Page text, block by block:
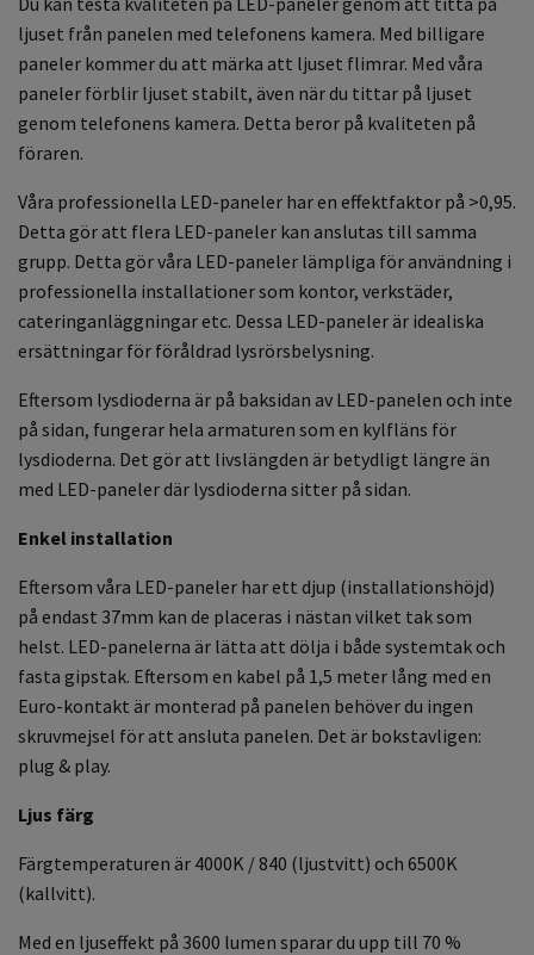
ljuset från panelen med telefonens kamera. Med billigare
paneler kommer du att märka att ljuset flimrar. Med våra
paneler förblir ljuset stabilt, även när du tittar på ljuset
genom telefonens kamera. Detta beror på kvaliteten på
föraren.
Våra professionella LED-paneler har en effektfaktor på >0,95.
Detta gör att flera LED-paneler kan anslutas till samma
grupp. Detta gör våra LED-paneler lämpliga för användning i
professionella installationer som kontor, verkstäder,
cateringanläggningar etc. Dessa LED-paneler är idealiska
ersättningar för föråldrad lysrörsbelysning.
Eftersom lysdioderna är på baksidan av LED-panelen och inte
på sidan, fungerar hela armaturen som en kylfläns för
lysdioderna. Det gör att livslängden är betydligt längre än
med LED-paneler där lysdioderna sitter på sidan.
Enkel installation
Eftersom våra LED-paneler har ett djup (installationshöjd)
på endast 37mm kan de placeras i nästan vilket tak som
helst. LED-panelerna är lätta att dölja i både systemtak och
fasta gipstak. Eftersom en kabel på 1,5 meter lång med en
Euro-kontakt är monterad på panelen behöver du ingen
skruvmejsel för att ansluta panelen. Det är bokstavligen:
plug & play.
Ljus färg
Färgtemperaturen är 4000K / 840 (ljustvitt) och 6500K
(kallvitt).
Med en ljuseffekt på 3600 lumen sparar du upp till 70 %